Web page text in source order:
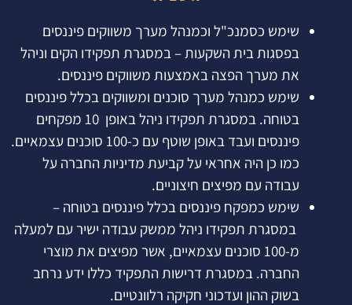
שימש כסמנכ"ל וכמנהל מערך משווקים פיננסים
בפסגות בית השקעות – במסגרת תפקידו הקים וניהל
את מערך הפצה באמצעות משווקים פיננסים.
שימש כמנהל מערך סוכנים ומשווקים בכלל פיננסים
בטוחה. במסגרת תפקידו ניהל באופן 10 מפקחים
פיננסים ועבד באופן שוטף עם כ-100 סוכנים עצמאיים.
כמו כן היה אחראי על קביעת מדיניות החברה על
עבודה עם מפיצים חיצוניים.
שימש כמפקח פיננסים בכלל פיננסים בטוחה –
במסגרת תפקידו ניהל ממשק עבודה ישיר עם למעלה
מ-100 סוכנים עצמאיים, אשר מפיצים את מוצרי
החברה. במסגרת דרישות התפקיד כללו ידע נרחב
בשוק ההון ועדכוני חקיקה רלוונטיים.